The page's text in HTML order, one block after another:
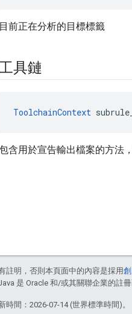
目前正在分析的目標標籤
具鏈
ToolchainContext
含用於宣告輸出檔案的方法
註明，否則本頁面中的內容是採用
是 Oracle 和/或其關聯企業的註冊
時間：2026-07-14 (世界標準時間)。